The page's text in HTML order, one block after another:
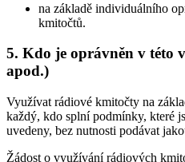
na základě individuálního
kmitočtů.
5. Kdo je oprávněn v této
apod.)
Využívat rádiové kmitočty na
každý, kdo splní podmínky, které
uvedeny, bez nutnosti podávat
Žádost o využívání rádiových